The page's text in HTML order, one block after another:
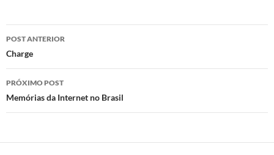
n o
k
p
Navegação
de
posts
POST ANTERIOR
Charge
PRÓXIMO POST
Memórias da Internet no Brasil